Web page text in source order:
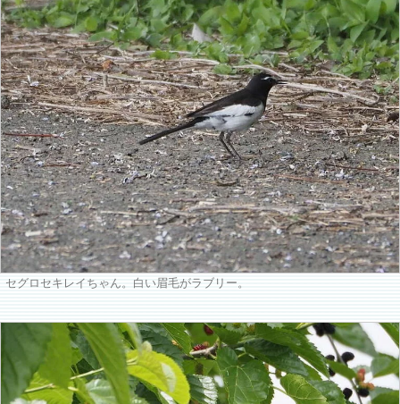
セグロセキレイちゃん。白い眉毛がラブリー。